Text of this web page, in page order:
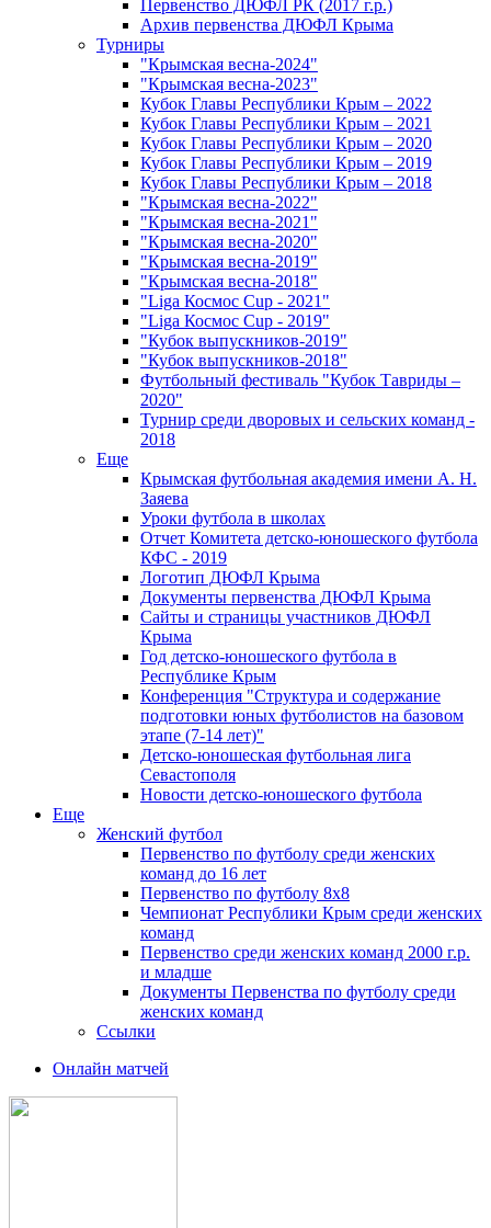
Первенство ДЮФЛ РК (2017 г.р.)
Архив первенства ДЮФЛ Крыма
Турниры
"Крымская весна-2024"
"Крымская весна-2023"
Кубок Главы Республики Крым – 2022
Кубок Главы Республики Крым – 2021
Кубок Главы Республики Крым – 2020
Кубок Главы Республики Крым – 2019
Кубок Главы Республики Крым – 2018
"Крымская весна-2022"
"Крымская весна-2021"
"Крымская весна-2020"
"Крымская весна-2019"
"Крымская весна-2018"
"Liga Космос Cup - 2021"
"Liga Космос Cup - 2019"
"Кубок выпускников-2019"
"Кубок выпускников-2018"
Футбольный фестиваль "Кубок Тавриды –
2020"
Турнир среди дворовых и сельских команд -
2018
Еще
Крымская футбольная академия имени А. Н.
Заяева
Уроки футбола в школах
Отчет Комитета детско-юношеского футбола
КФС - 2019
Логотип ДЮФЛ Крыма
Документы первенства ДЮФЛ Крыма
Сайты и страницы участников ДЮФЛ
Крыма
Год детско-юношеского футбола в
Республике Крым
Конференция "Структура и содержание
подготовки юных футболистов на базовом
этапе (7-14 лет)"
Детско-юношеская футбольная лига
Севастополя
Новости детско-юношеского футбола
Еще
Женский футбол
Первенство по футболу среди женских
команд до 16 лет
Первенство по футболу 8х8
Чемпионат Республики Крым среди женских
команд
Первенство среди женских команд 2000 г.р.
и младше
Документы Первенства по футболу среди
женских команд
Ссылки
Онлайн матчей